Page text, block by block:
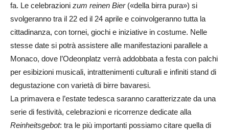
fa. Le celebrazioni zum reinen Bier(«della birra pura») si
svolgeranno tra il 22 ed il 24 aprile e coinvolgeranno tutta la
cittadinanza, con tornei, giochi e iniziative in costume. Nelle
stesse date si potrà assistere alle manifestazioni parallele a
Monaco, dove l’Odeonplatz verrà addobbata a festa con palchi
per esibizioni musicali, intrattenimenti culturali e infiniti stand di
degustazione con varietà di birre bavaresi.
La primavera e l’estate tedesca saranno caratterizzate da una
serie di festività, celebrazioni e ricorrenze dedicate alla
Reinheitsgebot: tra le più importanti possiamo citare quella di